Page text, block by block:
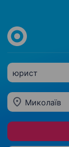
юрист
Миколаїв